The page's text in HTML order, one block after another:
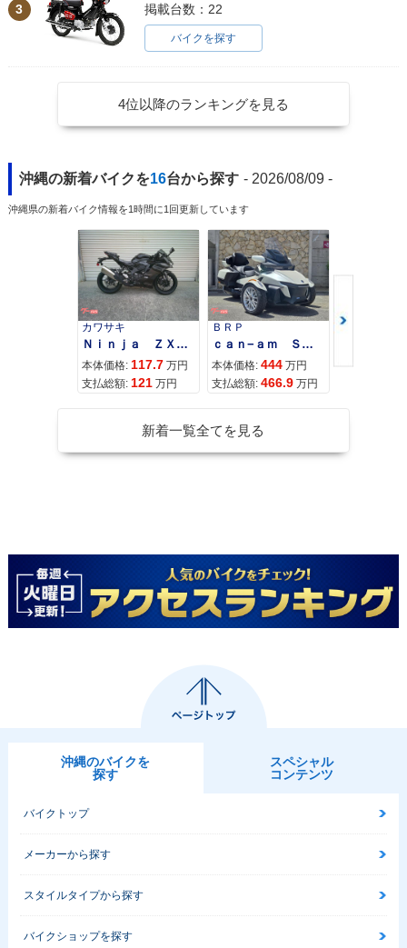
3
掲載台数：22
バイクを探す
4位以降のランキングを見る
沖縄の新着バイクを16台から探す - 2026/08/09 -
沖縄県の新着バイク情報を1時間に1回更新しています
カワサキ
Ｎｉｎｊａ ＺＸ−４Ｒ ＳＥ
本体価格: 117.7 万円
支払総額: 121 万円
ＢＲＰ
ｃａｎ−ａｍ ＳＰＹＤＥＲ ＲＴ ＬＩＭＩＴＥＤ
本体価格: 444 万円
支払総額: 466.9 万円
スズキ
本体価格:
新着一覧全てを見る
沖縄のバイクを
探す
スペシャル
コンテンツ
バイクトップ
メーカーから探す
スタイルタイプから探す
バイクショップを探す